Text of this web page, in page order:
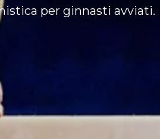
per ginnasti avviati.